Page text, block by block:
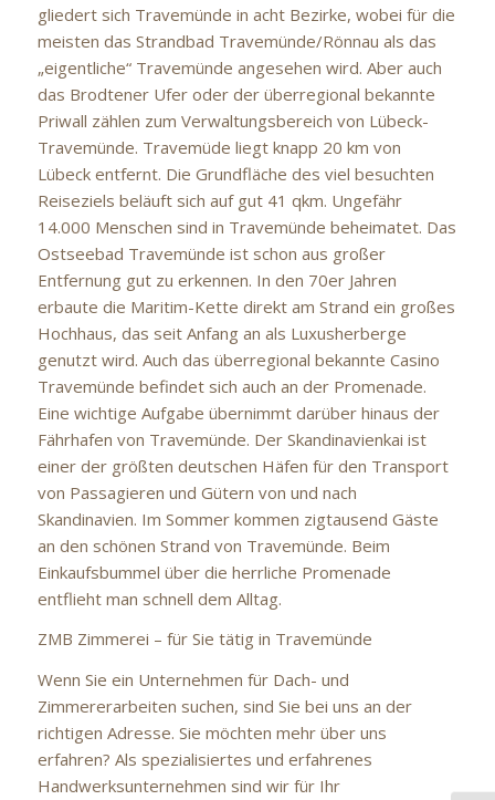
gliedert sich Travemünde in acht Bezirke, wobei für die
meisten das Strandbad Travemünde/Rönnau als das
„eigentliche“ Travemünde angesehen wird. Aber auch
das Brodtener Ufer oder der überregional bekannte
Priwall zählen zum Verwaltungsbereich von Lübeck-
Travemünde. Travemüde liegt knapp 20 km von
Lübeck entfernt. Die Grundfläche des viel besuchten
Reiseziels beläuft sich auf gut 41 qkm. Ungefähr
14.000 Menschen sind in Travemünde beheimatet. Das
Ostseebad Travemünde ist schon aus großer
Entfernung gut zu erkennen. In den 70er Jahren
erbaute die Maritim-Kette direkt am Strand ein großes
Hochhaus, das seit Anfang an als Luxusherberge
genutzt wird. Auch das überregional bekannte Casino
Travemünde befindet sich auch an der Promenade.
Eine wichtige Aufgabe übernimmt darüber hinaus der
Fährhafen von Travemünde. Der Skandinavienkai ist
einer der größten deutschen Häfen für den Transport
von Passagieren und Gütern von und nach
Skandinavien. Im Sommer kommen zigtausend Gäste
an den schönen Strand von Travemünde. Beim
Einkaufsbummel über die herrliche Promenade
entflieht man schnell dem Alltag.
ZMB Zimmerei – für Sie tätig in Travemünde
Wenn Sie ein Unternehmen für Dach- und
Zimmererarbeiten suchen, sind Sie bei uns an der
richtigen Adresse. Sie möchten mehr über uns
erfahren? Als spezialisiertes und erfahrenes
Handwerksunternehmen sind wir für Ihr